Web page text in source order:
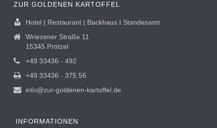
ZUR GOLDENEN KARTOFFEL
Hotel | Restaurant | Backhaus I Standesamt
Wriezener Straße 11
15345 Prötzel
+49 33436 - 492
+49 33436 - 375 56
info@zur-goldenen-kartoffel.de
INFORMATIONEN